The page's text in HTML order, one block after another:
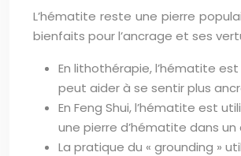
L’hématite reste une pierre
bienfaits pour l’ancrage et ses
En lithothérapie, l’hématite
peut aider à se sentir plus
En Feng Shui, l’hématite est
une pierre d’hématite dans
La pratique du « grounding »